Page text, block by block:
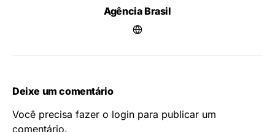
Agência Brasil
Deixe um comentário
Você precisa fazer o login para publicar um
comentário.